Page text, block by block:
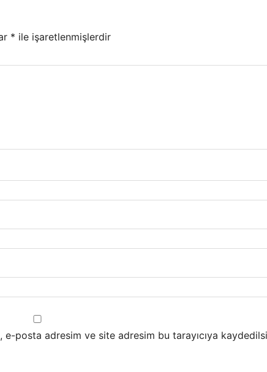
* ile işaretlenmişlerdir
e-posta adresim ve site adresim bu tarayıcıya